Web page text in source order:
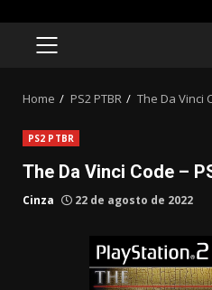
PRIMARY
Home PS2 PTBR The Da Vinci
PS2 PTBR
The Da Vinci Code –
Cinza 22 de agosto de 2022